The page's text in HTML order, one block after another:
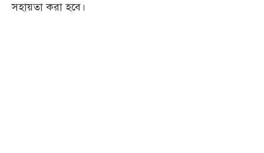
সহায়তা করা হবে।